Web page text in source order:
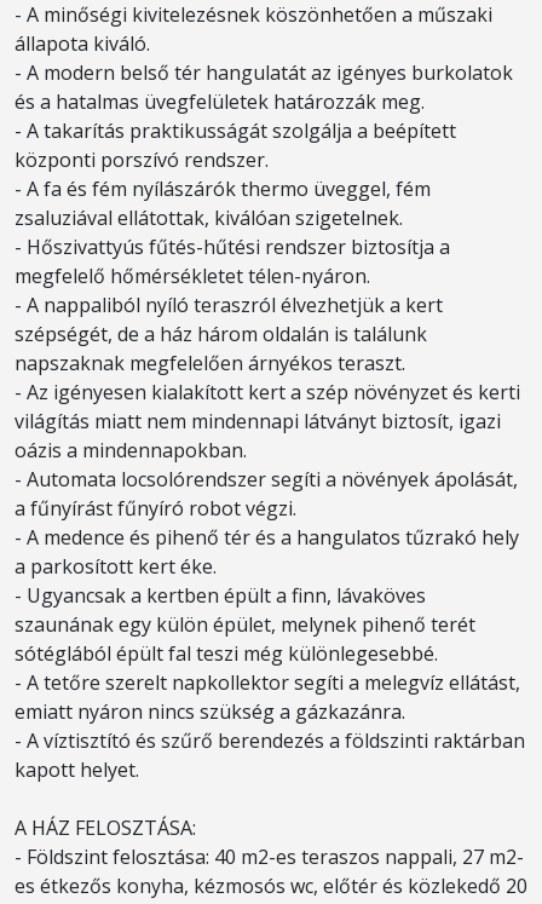
- A minőségi kivitelezésnek köszönhetően a műszaki
állapota kiváló.
- A modern belső tér hangulatát az igényes burkolatok
és a hatalmas üvegfelületek határozzák meg.
- A takarítás praktikusságát szolgálja a beépített
központi porszívó rendszer.
- A fa és fém nyílászárók thermo üveggel, fém
zsaluziával ellátottak, kiválóan szigetelnek.
- Hőszivattyús fűtés-hűtési rendszer biztosítja a
megfelelő hőmérsékletet télen-nyáron.
- A nappaliból nyíló teraszról élvezhetjük a kert
szépségét, de a ház három oldalán is találunk
napszaknak megfelelően árnyékos teraszt.
- Az igényesen kialakított kert a szép növényzet és kerti
világítás miatt nem mindennapi látványt biztosít, igazi
oázis a mindennapokban.
- Automata locsolórendszer segíti a növények ápolását,
a fűnyírást fűnyíró robot végzi.
- A medence és pihenő tér és a hangulatos tűzrakó hely
a parkosított kert éke.
- Ugyancsak a kertben épült a finn, lávaköves
szaunának egy külön épület, melynek pihenő terét
sótéglából épült fal teszi még különlegesebbé.
- A tetőre szerelt napkollektor segíti a melegvíz ellátást,
emiatt nyáron nincs szükség a gázkazánra.
- A víztisztító és szűrő berendezés a földszinti raktárban
kapott helyet.
A HÁZ FELOSZTÁSA:
- Földszint felosztása: 40 m2-es teraszos nappali, 27 m2-
es étkezős konyha, kézmosós wc, előtér és közlekedő 20